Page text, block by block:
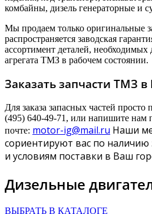
комбайны, дизель генераторные и
Мы продаем только оригинальные
распространяется заводская
ассортимент деталей,
агрегата ТМЗ в рабочем состоянии.
Заказать запчасти ТМЗ в
Для заказа запасных частей
(495) 640-49-71, или напишите нам
почте: motor-ig@mail.ru Наши
сориентируют вас по наличию
и условиям поставки в Ваш
Дизельные
ВЫБРАТЬ В КАТАЛОГЕ